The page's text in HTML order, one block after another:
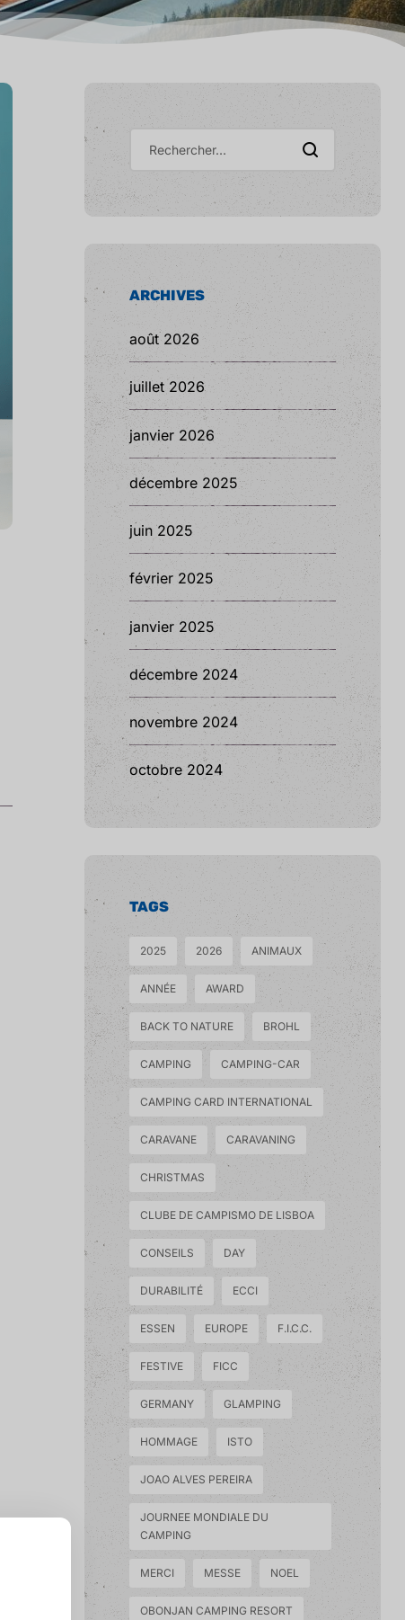
ARCHIVES
août 2026
juillet 2026
janvier 2026
décembre 2025
juin 2025
février 2025
janvier 2025
décembre 2024
novembre 2024
octobre 2024
TAGS
2025 2026 ANIMAUX
ANNÉE AWARD
BACK TO NATURE BROHL
CAMPING CAMPING-CAR
CAMPING CARD INTERNATIONAL
CARAVANE CARAVANING
CHRISTMAS
CLUBE DE CAMPISMO DE LISBOA
CONSEILS DAY
DURABILITÉ ECCI
ESSEN EUROPE F.I.C.C.
FESTIVE FICC
GERMANY GLAMPING
HOMMAGE ISTO
JOAO ALVES PEREIRA
JOURNEE MONDIALE DU
CAMPING
MERCI MESSE NOEL
OBONJAN CAMPING RESORT